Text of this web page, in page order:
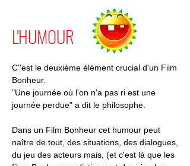
L'HUMOUR
C''est le deuxième élément crucial d'un Film
Bonheur.
"Une journée où l'on n'a pas ri est une
journée perdue" a dit le philosophe.
Dans un Film Bonheur cet humour peut
naître de tout, des situations, des dialogues,
du jeu des acteurs mais, (et c'est là que les